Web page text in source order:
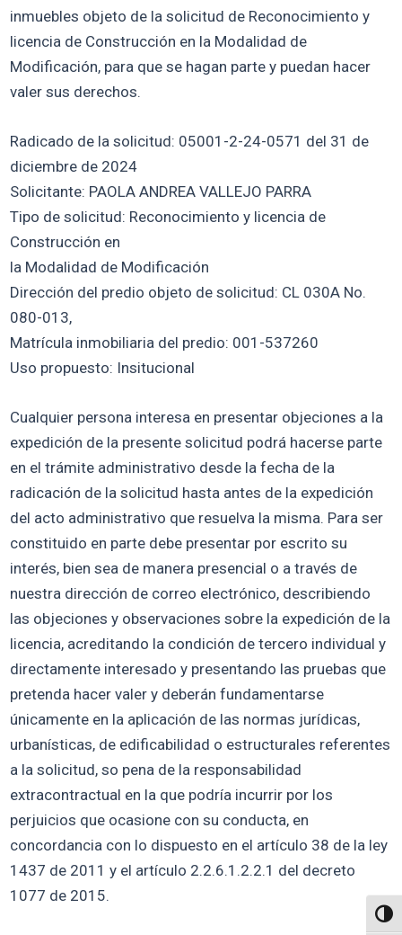
inmuebles objeto de la solicitud de Reconocimiento y
licencia de Construcción en la Modalidad de
Modificación, para que se hagan parte y puedan hacer
valer sus derechos.
Radicado de la solicitud: 05001-2-24-0571 del 31 de
diciembre de 2024
Solicitante: PAOLA ANDREA VALLEJO PARRA
Tipo de solicitud: Reconocimiento y licencia de
Construcción en
la Modalidad de Modificación
Dirección del predio objeto de solicitud: CL 030A No.
080-013,
Matrícula inmobiliaria del predio: 001-537260
Uso propuesto: Insitucional
Cualquier persona interesa en presentar objeciones a la
expedición de la presente solicitud podrá hacerse parte
en el trámite administrativo desde la fecha de la
radicación de la solicitud hasta antes de la expedición
del acto administrativo que resuelva la misma. Para ser
constituido en parte debe presentar por escrito su
interés, bien sea de manera presencial o a través de
nuestra dirección de correo electrónico, describiendo
las objeciones y observaciones sobre la expedición de la
licencia, acreditando la condición de tercero individual y
directamente interesado y presentando las pruebas que
pretenda hacer valer y deberán fundamentarse
únicamente en la aplicación de las normas jurídicas,
urbanísticas, de edificabilidad o estructurales referentes
a la solicitud, so pena de la responsabilidad
extracontractual en la que podría incurrir por los
perjuicios que ocasione con su conducta, en
concordancia con lo dispuesto en el artículo 38 de la ley
1437 de 2011 y el artículo 2.2.6.1.2.2.1 del decreto
1077 de 2015.